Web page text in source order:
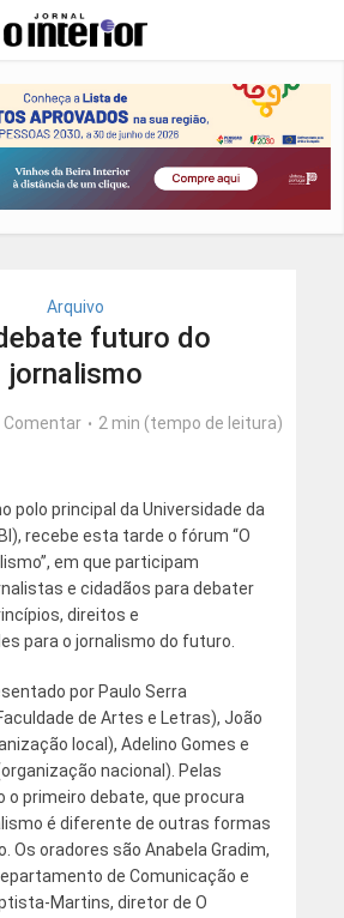
Arquivo
futuro do
jornalismo
Comentar 2 min (tempo de leitura)
polo principal da Universidade da
recebe esta tarde o fórum “O
em que participam
e cidadãos para debater
direitos e
para o jornalismo do futuro.
por Paulo Serra
de Artes e Letras), João
local), Adelino Gomes e
nacional). Pelas
o primeiro debate, que procura
é diferente de outras formas
Os oradores são Anabela Gradim,
de Comunicação e
Martins, diretor de O